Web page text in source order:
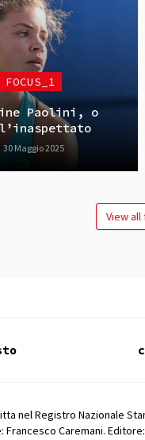
FOCUS_1
Paolini, o
30 Maggio 2025
View all
nel Registro Nazionale
Caremani. Editore: